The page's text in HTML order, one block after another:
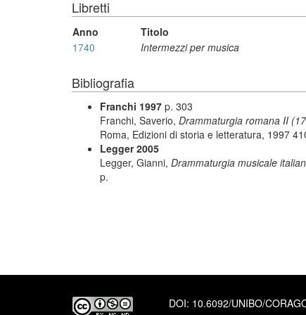
Libretti
Anno Titolo
1740
Intermezzi per musica
Bibliografia
Franchi 1997 p. 303
Franchi, Saverio, Drammaturgia romana II
Roma, Edizioni di storia e letteratura, 1997
Legger 2005
Legger, Gianni, Drammaturgia musicale
p.
DOI: 10.6092/UNIBO/